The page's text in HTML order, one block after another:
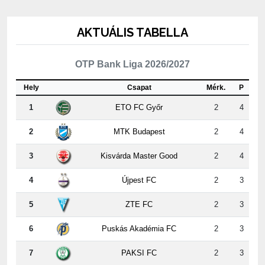
AKTUÁLIS TABELLA
OTP Bank Liga 2026/2027
Hely Csapat Mérk. P
1 ETO FC Győr 2 4
2 MTK Budapest 2 4
3 Kisvárda Master Good 2 4
4 Újpest FC 2 3
5 ZTE FC 2 3
6 Puskás Akadémia FC 2 3
7 PAKSI FC 2 3